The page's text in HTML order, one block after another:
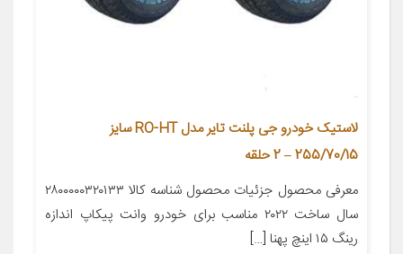
لاستیک خودرو جی پلنت تایر مدل RO-HT سایز
255/70/15 – 2 حلقه
معرفی محصول جزئیات محصول شناسه کالا ۲۸۰۰۰۰۰۳۲۰۱۳۳
سال ساخت ۲۰۲۲ مناسب برای خودرو وانت پیکاپ اندازه
رینگ ۱۵ اینچ پهنا […]